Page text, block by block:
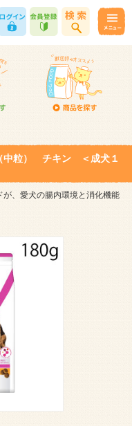
中粒） チキン ＜成犬１
、愛犬の腸内環境と消化機能